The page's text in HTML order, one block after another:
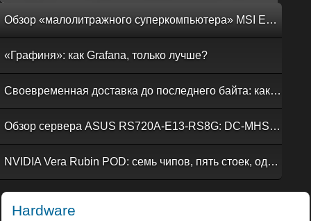
Обзор «малолитражного суперкомпьютера» MSI EdgeXpert MS-C931
«Графиня»: как Grafana, только лучше?
Своевременная доставка до последнего байта: как российская сеть Curator CDN совмещает скорость, безопасность и гибкость управления
Обзор сервера ASUS RS720A-E13-RS8G: DC-MHS во всей красе
NVIDIA Vera Rubin POD: семь чипов, пять стоек, один ИИ-суперкомпьютер
Hardware